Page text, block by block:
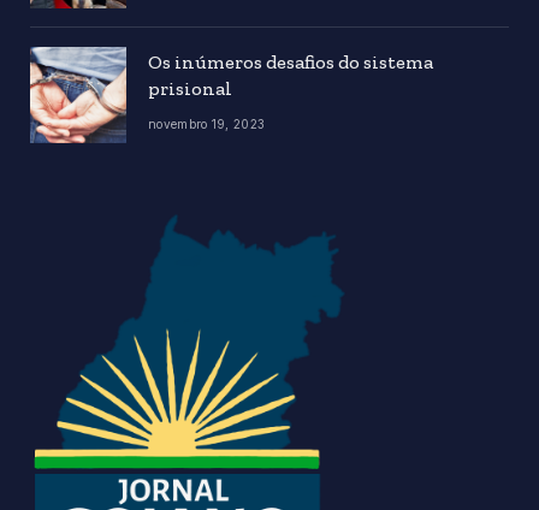
Os inúmeros desafios do sistema
prisional
novembro 19, 2023